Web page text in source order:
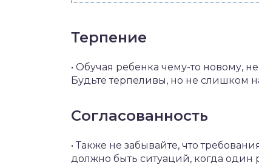
Терпение
• Обучая ребенка чему-то новому,
Будьте терпеливы, но не слишком
Согласованность
• Также не забывайте, что
должно быть ситуаций, когда один